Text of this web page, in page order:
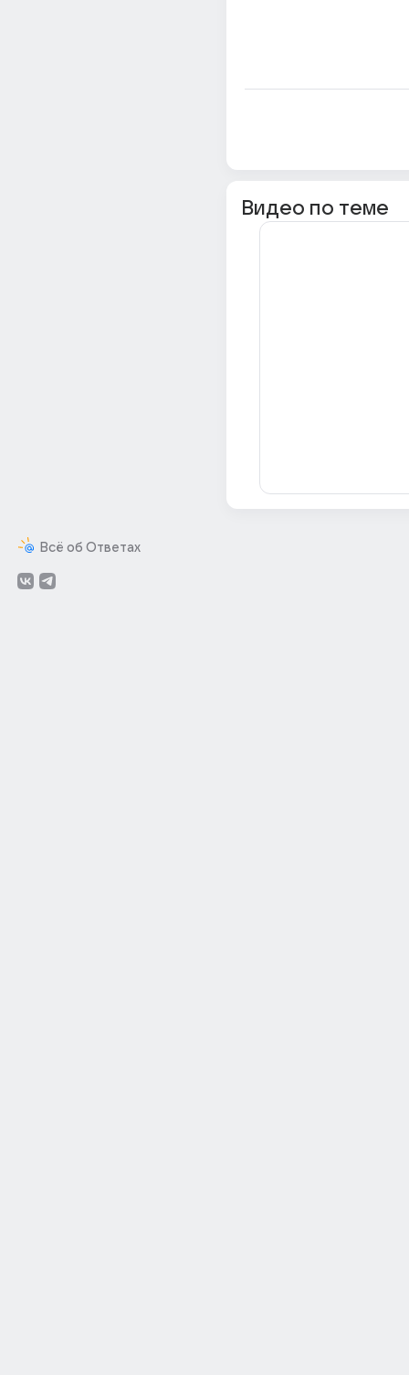
Всё об Ответах
Видео по теме